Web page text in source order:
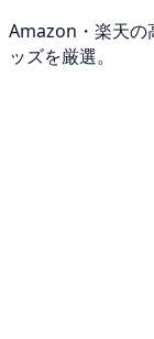
Amazon・楽天の
ッズを厳選。